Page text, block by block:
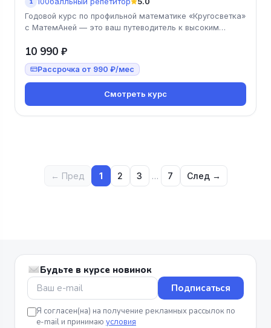
Годовой курс по профильной математике «Кругосветка»
с МатемАней — это ваш путеводитель к высоким
10 990 ₽
Рассрочка от 990 ₽/мес
Смотреть курс
← Пред 1 2 3 … 7 След →
Будьте в курсе новинок
Подписаться
Я согласен(на) на получение рекламных рассылок по
e-mail и принимаю условия